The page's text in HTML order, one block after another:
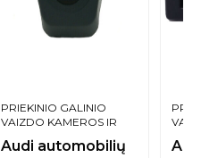
PRIEKINIO GALINIO
VAIZDO KAMEROS IR
Audi automobilių